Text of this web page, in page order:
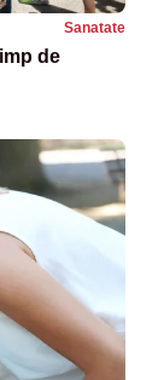
Sanatate
de